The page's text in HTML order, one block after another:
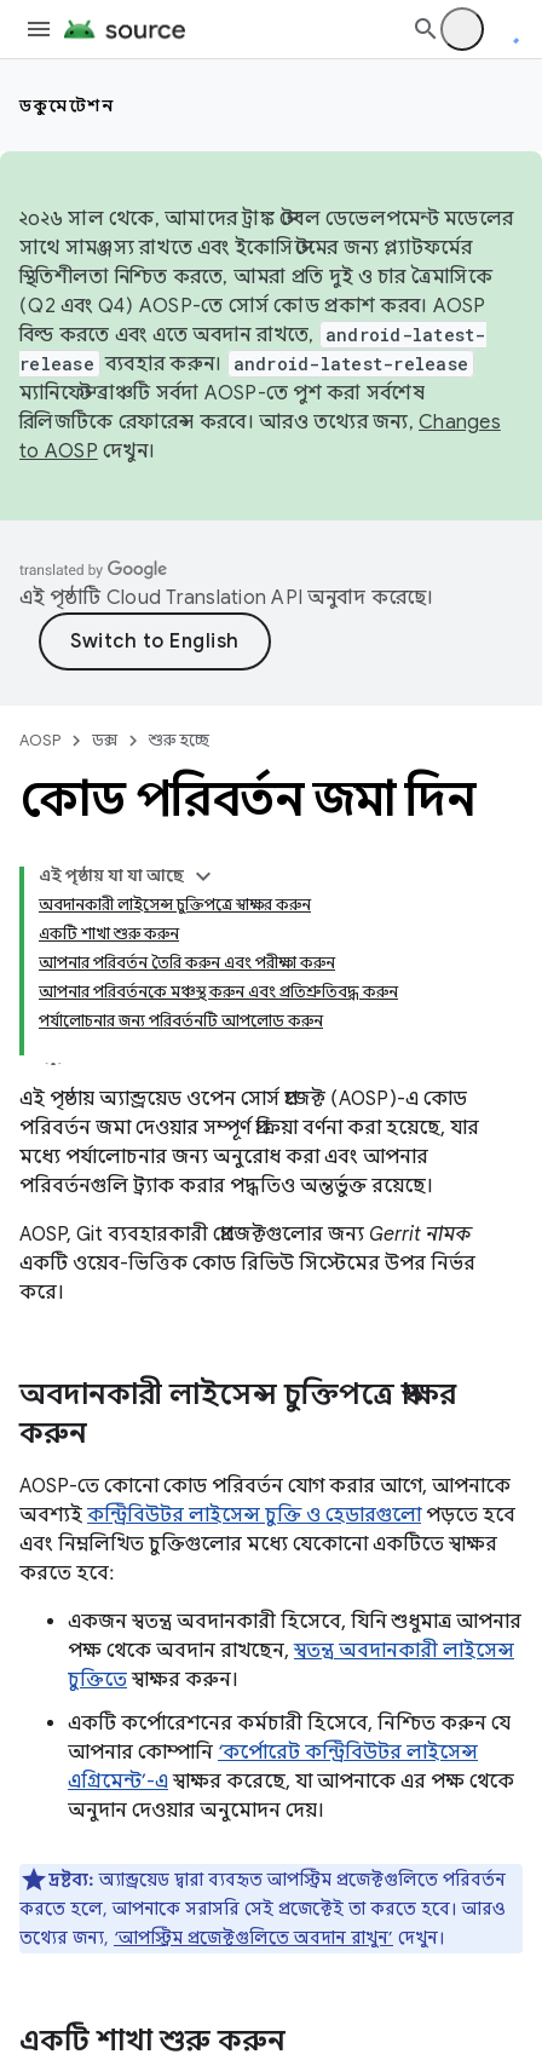
ডকুমেন্টেশন
২০২৬ সাল থেকে, আমাদের ট্রাঙ্ক স্টেবল ডেভেলপমেন্ট মডেলের
সাথে সামঞ্জস্য রাখতে এবং ইকোসিস্টেমের জন্য প্ল্যাটফর্মের
স্থিতিশীলতা নিশ্চিত করতে, আমরা প্রতি দুই ও চার ত্রৈমাসিকে
(Q2 এবং Q4) AOSP-তে সোর্স কোড প্রকাশ করব। AOSP
বিল্ড করতে এবং এতে অবদান রাখতে,
android-latest-
release ব্যবহার করুন। android-latest-release
ম্যানিফেস্ট ব্রাঞ্চটি সর্বদা AOSP-তে পুশ করা সর্বশেষ
রিলিজটিকে রেফারেন্স করবে। আরও তথ্যের জন্য, Changes
to AOSP দেখুন।
এই পৃষ্ঠাটি Cloud Translation API অনুবাদ করেছে।
AOSP ডক্স শুরু হচ্ছে
কোড পরিবর্তন জমা দিন
এই পৃষ্ঠায় যা যা আছে
অবদানকারী লাইসেন্স চুক্তিপত্রে স্বাক্ষর করুন
একটি শাখা শুরু করুন
আপনার পরিবর্তন তৈরি করুন এবং পরীক্ষা করুন
আপনার পরিবর্তনকে মঞ্চস্থ করুন এবং প্রতিশ্রুতিবদ্ধ করুন
পর্যালোচনার জন্য পরিবর্তনটি আপলোড করুন
এই পৃষ্ঠায় অ্যান্ড্রয়েড ওপেন সোর্স প্রজেক্ট (AOSP)-এ কোড
পরিবর্তন জমা দেওয়ার সম্পূর্ণ প্রক্রিয়া বর্ণনা করা হয়েছে, যার
মধ্যে পর্যালোচনার জন্য অনুরোধ করা এবং আপনার
পরিবর্তনগুলি ট্র্যাক করার পদ্ধতিও অন্তর্ভুক্ত রয়েছে।
AOSP, Git ব্যবহারকারী প্রোজেক্টগুলোর জন্য Gerrit নামক
একটি ওয়েব-ভিত্তিক কোড রিভিউ সিস্টেমের উপর নির্ভর
করে।
অবদানকারী লাইসেন্স চুক্তিপত্রে স্বাক্ষর
করুন
AOSP-তে কোনো কোড পরিবর্তন যোগ করার আগে, আপনাকে
অবশ্যই কন্ট্রিবিউটর লাইসেন্স চুক্তি ও হেডারগুলোপড়তে হবে
এবং নিম্নলিখিত চুক্তিগুলোর মধ্যে যেকোনো একটিতে স্বাক্ষর
করতে হবে:
একজন স্বতন্ত্র অবদানকারী হিসেবে, যিনি শুধুমাত্র আপনার
পক্ষ থেকে অবদান রাখছেন,স্বতন্ত্র অবদানকারী লাইসেন্স
চুক্তিতেস্বাক্ষর করুন।
একটি কর্পোরেশনের কর্মচারী হিসেবে, নিশ্চিত করুন যে
আপনার কোম্পানি ‘কর্পোরেট কন্ট্রিবিউটর লাইসেন্স
এগ্রিমেন্ট’-এস্বাক্ষর করেছে, যা আপনাকে এর পক্ষ থেকে
অনুদান দেওয়ার অনুমোদন দেয়।
দ্রষ্টব্য: অ্যান্ড্রয়েড দ্বারা ব্যবহৃত আপস্ট্রিম প্রজেক্টগুলিতে পরিবর্তন
করতে হলে, আপনাকে সরাসরি সেই প্রজেক্টেই তা করতে হবে। আরও
তথ্যের জন্য, ‘আপস্ট্রিম প্রজেক্টগুলিতে অবদান রাখুন’ দেখুন।
একটি শাখা শুরু করুন